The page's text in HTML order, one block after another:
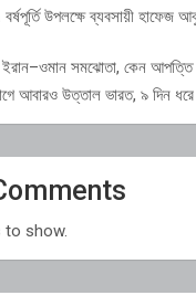
বর্ষপূর্তি উপলক্ষে ব্যবসায়ী হাফেজ
ইরান–ওমান সমঝোতা, কেন আপত্তি
আবারও উত্তাল ভারত, ৯ দিন ধরে
show.